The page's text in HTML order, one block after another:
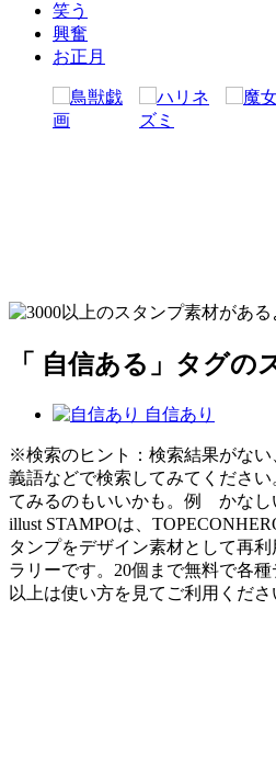
笑う
興奮
お正月
「 自信ある」タグの
自信あり
※検索のヒント：検索結果がな
義語などで検索してみてくださ
てみるのもいいかも。例 か
illust STAMPOは、
タンプをデザイン素材として再
ラリーです。20個まで無料で各
以上は使い方を見てご利用くださ